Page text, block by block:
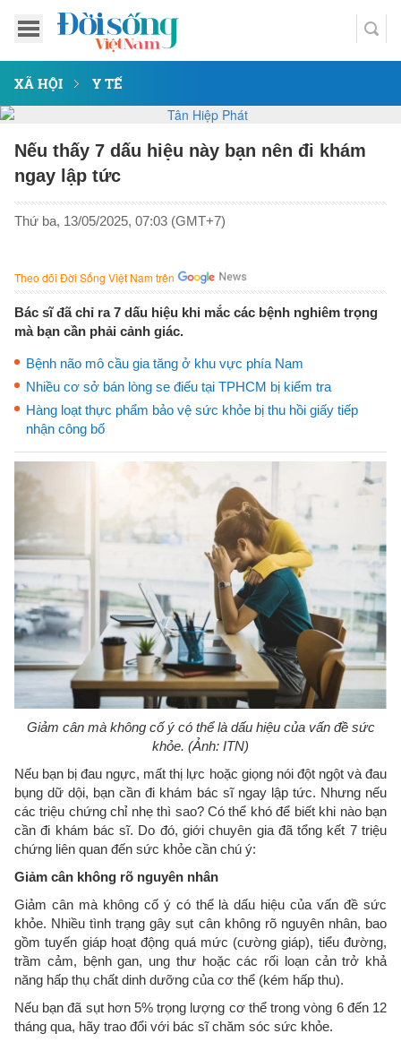
XÃ HỘI Y TẾ
Nếu thấy 7 dấu hiệu này bạn nên đi khám
ngay lập tức
Thứ ba, 13/05/2025, 07:03 (GMT+7)
Theo dõi Đời Sống Việt Nam trên
Bác sĩ đã chỉ ra 7 dấu hiệu khi mắc các bệnh nghiêm trọng
mà bạn cần phải cảnh giác.
Bệnh não mô cầu gia tăng ở khu vực phía Nam
Nhiều cơ sở bán lòng se điếu tại TPHCM bị kiểm tra
Hàng loạt thực phẩm bảo vệ sức khỏe bị thu hồi giấy tiếp
nhận công bố
Giảm cân mà không cố ý có thể là dấu hiệu của vấn đề sức
khỏe. (Ảnh: ITN)
Nếu bạn bị đau ngực, mất thị lực hoặc giọng nói đột ngột và đau
bụng dữ dội, bạn cần đi khám bác sĩ ngay lập tức. Nhưng nếu
các triệu chứng chỉ nhẹ thì sao? Có thể khó để biết khi nào bạn
cần đi khám bác sĩ. Do đó, giới chuyên gia đã tổng kết 7 triệu
chứng liên quan đến sức khỏe cần chú ý:
Giảm cân không rõ nguyên nhân
Giảm cân mà không cố ý có thể là dấu hiệu của vấn đề sức
khỏe. Nhiều tình trạng gây sụt cân không rõ nguyên nhân, bao
gồm tuyến giáp hoạt động quá mức (cường giáp), tiểu đường,
trầm cảm, bệnh gan, ung thư hoặc các rối loạn cản trở khả
năng hấp thụ chất dinh dưỡng của cơ thể (kém hấp thu).
Nếu bạn đã sụt hơn 5% trọng lượng cơ thể trong vòng 6 đến 12
tháng qua, hãy trao đổi với bác sĩ chăm sóc sức khỏe.